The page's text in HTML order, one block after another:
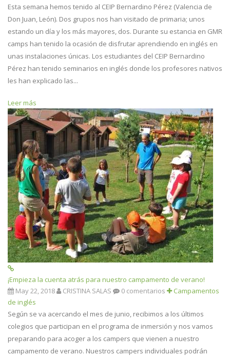
Esta semana hemos tenido al CEIP Bernardino Pérez (Valencia de
Don Juan, León). Dos grupos nos han visitado de primaria; unos
estando un día y los más mayores, dos. Durante su estancia en GMR
camps han tenido la ocasión de disfrutar aprendiendo en inglés en
unas instalaciones únicas. Los estudiantes del CEIP Bernardino
Pérez han tenido seminarios en inglés donde los profesores nativos
les han explicado las...
Leer más
¡Empieza la cuenta atrás para nuestro campamento de verano!
May 22, 2018
CRISTINA SALAS 0 comentarios
Campamentos
de inglés
Según se va acercando el mes de junio, recibimos a los últimos
colegios que participan en el programa de inmersión y nos vamos
preparando para acoger a los campers que vienen a nuestro
campamento de verano. Nuestros campers individuales podrán